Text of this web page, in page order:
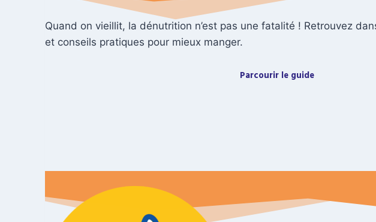
Quand on vieillit, la dénutrition n’est pas une fatalité ! Retrouvez
et conseils pratiques pour mieux manger.
Parcourir le guide